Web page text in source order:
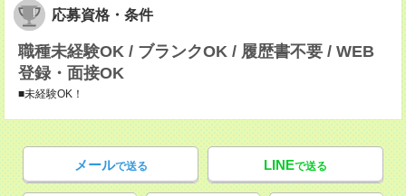
応募資格・条件
職種未経験OK / ブランクOK / 履歴書不要 / WEB
登録・面接OK
■未経験OK！
メールで送る LINEで送る